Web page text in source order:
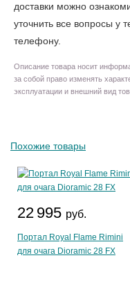
доставки можно
уточнить все вопросы у
телефону.
Описание товара носит
за собой право изменять
эксплуатации и внешний вид
Похожие товары
22 995 руб.
Портал Royal Flame Rimini
для очага Dioramic 28 FX